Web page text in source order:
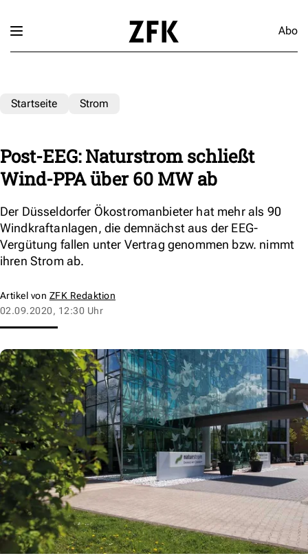
Abo
Startseite Strom
Post-EEG: Naturstrom schließt
Wind-PPA über 60 MW ab
Der Düsseldorfer Ökostromanbieter hat mehr als 90
Windkraftanlagen, die demnächst aus der EEG-
Vergütung fallen unter Vertrag genommen bzw. nimmt
ihren Strom ab.
Artikel von ZFK Redaktion
02.09.2020, 12:30 Uhr